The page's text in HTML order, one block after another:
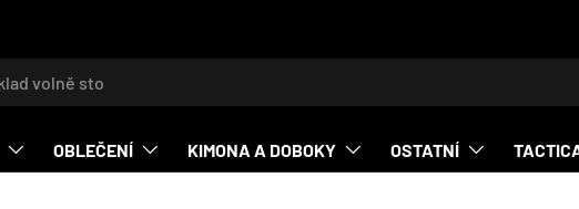
OBLEČENÍ KIMONA A DOBOKY OSTATNÍ